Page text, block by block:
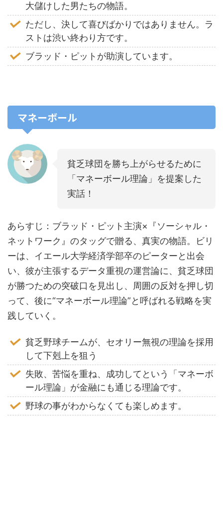
大儲けした男たちの物語。
ただし、決して喜びばかりではありません。ラ
ストは渋い終わり方です。
ブラッド・ピットが助演しています。
マネーボール
貧乏球団を勝ち上がらせるために
「マネーボール理論」を提案した
実話！
あらすじ：ブラッド・ピット主演×『ソーシャル・
ネットワーク』のタッグで贈る、真実の物語。ビリ
ーは、イエール大学経済学部卒のピーターと出会
い、彼が主張するデータ重視の運営論に、貧乏球団
が勝つための突破口を見出し、周囲の反対を押し切
って、後に“マネーボール理論”と呼ばれる戦略を実
践していく。
貧乏野球チームが、セオリー無視の理論を採用
して下剋上を狙う
失敗、苦悩を重ね、成功してという「マネーボ
ール理論」が金融にも通じる理論です。
野球の事がわからなくても楽しめます。